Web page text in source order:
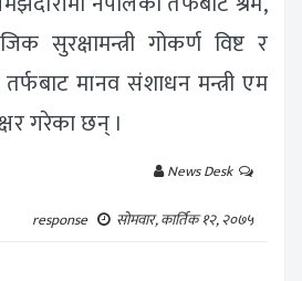
सुरक्षामन्त्री गोकर्ण विष्ट र
मानव संशाधन मन्त्री एम
गरेका छन् ।
News Desk
response
सोमवार, कार्तिक १२, २०७५